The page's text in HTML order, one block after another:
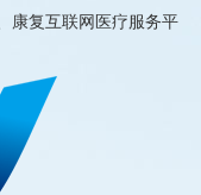
康复互联网医疗服务平